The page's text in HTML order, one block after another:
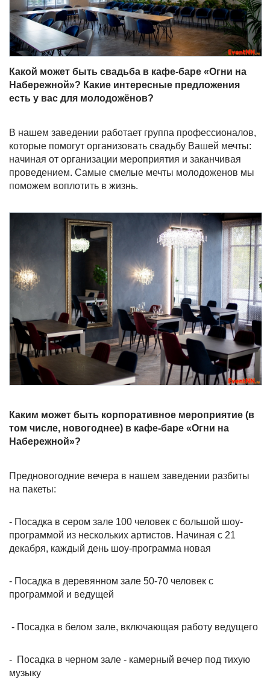
Какой может быть свадьба в кафе-баре «Огни на
Набережной»? Какие интересные предложения
есть у вас для молодожёнов?
В нашем заведении работает группа профессионалов,
которые помогут организовать свадьбу Вашей мечты:
начиная от организации мероприятия и заканчивая
проведением. Самые смелые мечты молодоженов мы
поможем воплотить в жизнь.
Каким может быть корпоративное мероприятие (в
том числе, новогоднее) в кафе-баре «Огни на
Набережной»?
Предновогодние вечера в нашем заведении разбиты
на пакеты:
- Посадка в сером зале 100 человек с большой шоу-
программой из нескольких артистов. Начиная с 21
декабря, каждый день шоу-программа новая
- Посадка в деревянном зале 50-70 человек с
программой и ведущей
- Посадка в белом зале, включающая работу ведущего
- Посадка в черном зале - камерный вечер под тихую
музыку